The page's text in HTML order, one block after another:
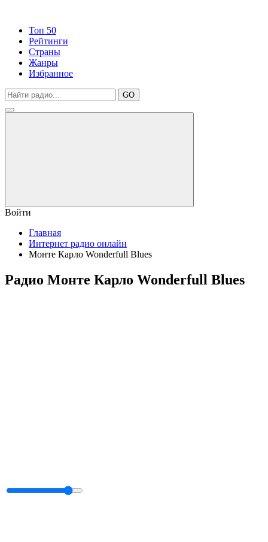
Топ 50
Рейтинги
Страны
Жанры
Избранное
GO
Войти
Главная
Интернет радио онлайн
Монте Карло Wonderfull Blues
Радио Монте Карло Wonderfull Blues